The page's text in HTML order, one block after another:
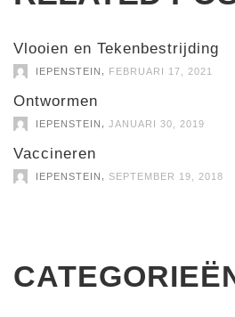
Vlooien en Tekenbestrijding
IEPENSTEIN FEBRUARI 17, 2021
Ontwormen
IEPENSTEIN JANUARI 30, 2019
Vaccineren
IEPENSTEIN SEPTEMBER 19, 2018